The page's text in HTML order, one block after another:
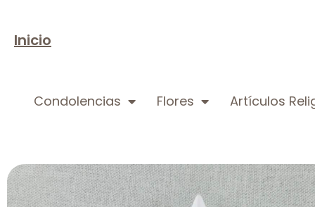
Inicio
Condolencias Flores Artículos